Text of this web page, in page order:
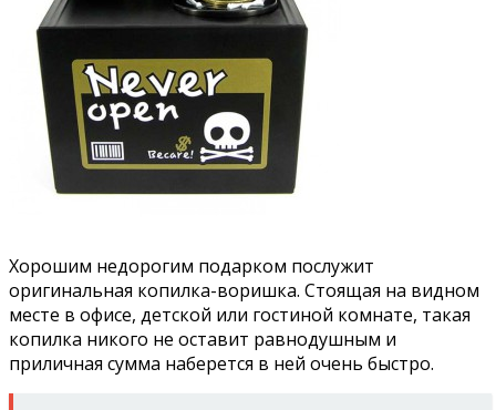
Хорошим недорогим подарком послужит
оригинальная копилка-воришка. Стоящая на видном
месте в офисе, детской или гостиной комнате, такая
копилка никого не оставит равнодушным и
приличная сумма наберется в ней очень быстро.